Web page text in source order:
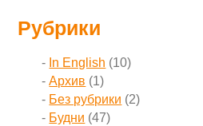
Рубрики
In English (10)
Архив (1)
Без рубрики (2)
Будни (47)